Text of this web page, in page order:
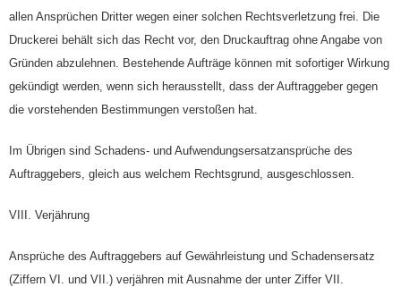
allen Ansprüchen Dritter wegen einer solchen Rechtsverletzung frei. Die
Druckerei behält sich das Recht vor, den Druckauftrag ohne Angabe von
Gründen abzulehnen. Bestehende Aufträge können mit sofortiger Wirkung
gekündigt werden, wenn sich herausstellt, dass der Auftraggeber gegen
die vorstehenden Bestimmungen verstoßen hat.
Im Übrigen sind Schadens- und Aufwendungsersatzansprüche des
Auftraggebers, gleich aus welchem Rechtsgrund, ausgeschlossen.
VIII. Verjährung
Ansprüche des Auftraggebers auf Gewährleistung und Schadensersatz
(Ziffern VI. und VII.) verjähren mit Ausnahme der unter Ziffer VII.